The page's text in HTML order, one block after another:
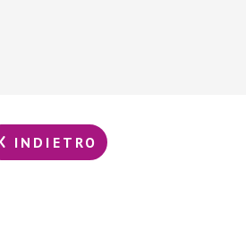
INDIETRO